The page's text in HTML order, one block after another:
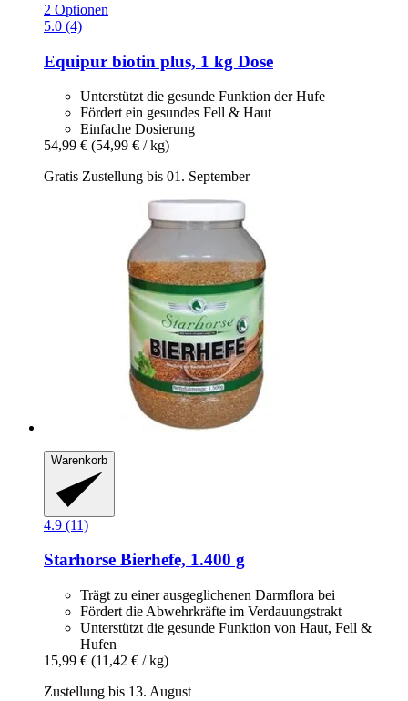
2 Optionen
5.0 (4)
Equipur biotin plus, 1 kg Dose
Unterstützt die gesunde Funktion der Hufe
Fördert ein gesundes Fell & Haut
Einfache Dosierung
54,99 € (54,99 € / kg)
Gratis Zustellung bis 01. September
Warenkorb
4.9 (11)
Starhorse Bierhefe, 1.400 g
Trägt zu einer ausgeglichenen Darmflora bei
Fördert die Abwehrkräfte im Verdauungstrakt
Unterstützt die gesunde Funktion von Haut, Fell &
Hufen
15,99 € (11,42 € / kg)
Zustellung bis 13. August